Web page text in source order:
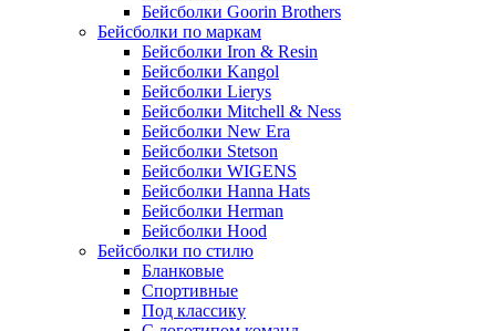
Бейсболки Goorin Brothers
Бейсболки по маркам
Бейсболки Iron & Resin
Бейсболки Kangol
Бейсболки Lierys
Бейсболки Mitchell & Ness
Бейсболки New Era
Бейсболки Stetson
Бейсболки WIGENS
Бейсболки Hanna Hats
Бейсболки Herman
Бейсболки Hood
Бейсболки по стилю
Бланковые
Спортивные
Под классику